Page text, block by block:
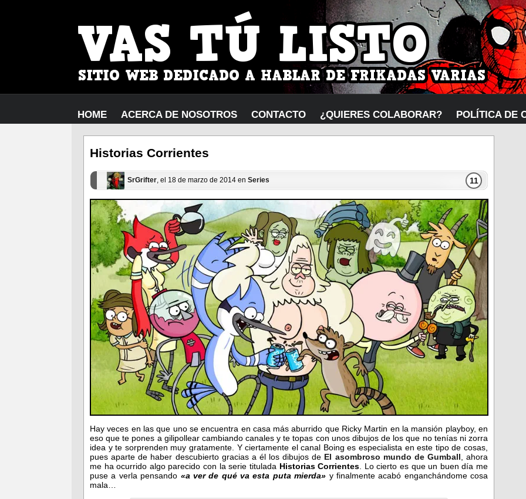
HOME ACERCA DE NOSOTROS CONTACTO ¿QUIERES COLABORAR? POLÍTICA DE
Historias Corrientes
SrGrifter, el 18 de marzo de 2014 en Series 11
Hay veces en las que uno se encuentra en casa más aburrido que Ricky Martin en la mansión playboy, en
eso que te pones a gilipollear cambiando canales y te topas con unos dibujos de los que no tenías ni zorra
idea y te sorprenden muy gratamente. Y ciertamente el canal Boing es especialista en este tipo de cosas,
pues aparte de haber descubierto gracias a él los dibujos de El asombroso mundo de Gumball , ahora
me ha ocurrido algo parecido con la serie titulada Historias Corrientes . Lo cierto es que un buen día me
puse a verla pensando «a ver de qué va esta puta mierda» y finalmente acabó enganchándome cosa
mala…